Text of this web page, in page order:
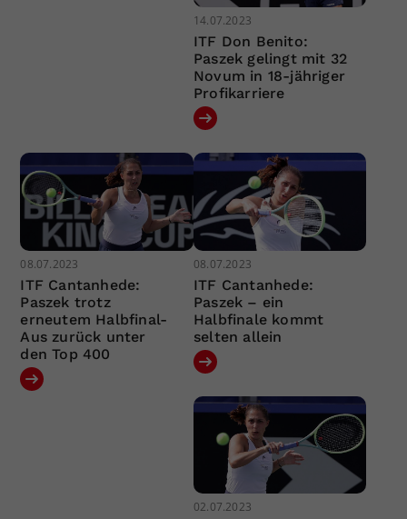
14.07.2023
ITF Don Benito:
Paszek gelingt mit 32
Novum in 18-jähriger
Profikarriere
08.07.2023
ITF Cantanhede:
Paszek trotz
erneutem Halbfinal-
Aus zurück unter
den Top 400
08.07.2023
ITF Cantanhede:
Paszek – ein
Halbfinale kommt
selten allein
02.07.2023